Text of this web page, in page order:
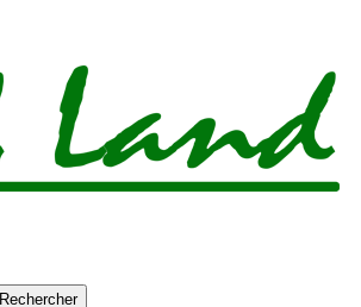
Rechercher